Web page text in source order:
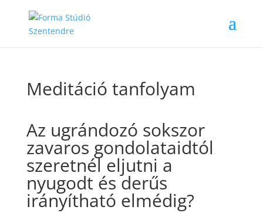
Meditáció tanfolyam
Az ugrándozó sokszor
zavaros gondolataidtól
szeretnél eljutni a
nyugodt és derűs
irányítható elmédig?